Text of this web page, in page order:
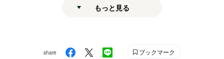
もっと見る
share ブックマーク